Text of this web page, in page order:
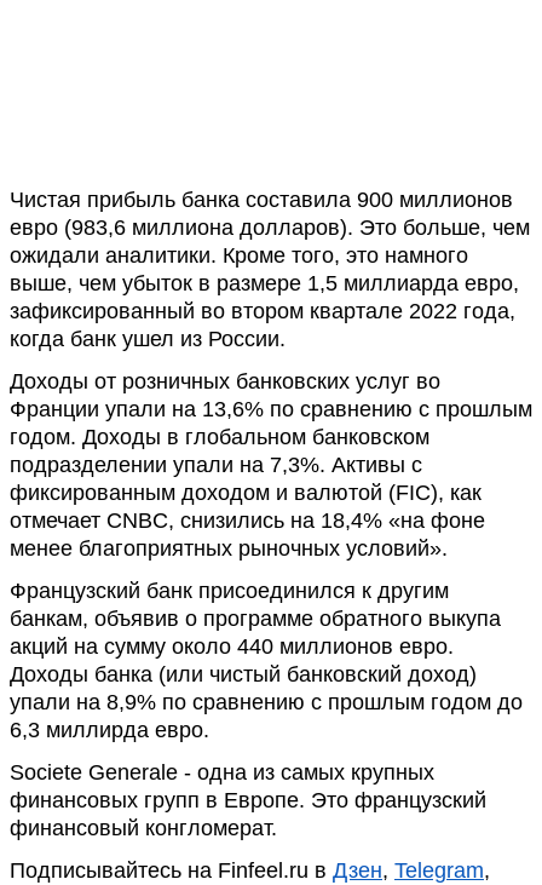
Чистая прибыль банка составила 900 миллионов
евро (983,6 миллиона долларов). Это больше, чем
ожидали аналитики. Кроме того, это намного
выше, чем убыток в размере 1,5 миллиарда евро,
зафиксированный во втором квартале 2022 года,
когда банк ушел из России.
Доходы от розничных банковских услуг во
Франции упали на 13,6% по сравнению с прошлым
годом. Доходы в глобальном банковском
подразделении упали на 7,3%. Активы с
фиксированным доходом и валютой (FIC), как
отмечает CNBC, снизились на 18,4% «на фоне
менее благоприятных рыночных условий».
Французский банк присоединился к другим
банкам, объявив о программе обратного выкупа
акций на сумму около 440 миллионов евро.
Доходы банка (или чистый банковский доход)
упали на 8,9% по сравнению с прошлым годом до
6,3 миллирда евро.
Societe Generale - одна из самых крупных
финансовых групп в Европе. Это французский
финансовый конгломерат.
Подписывайтесь на Finfeel.ru в Дзен, Telegram,